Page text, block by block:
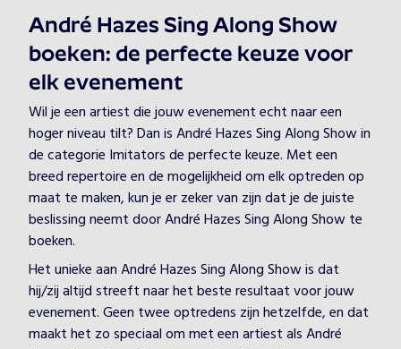
André Hazes Sing Along Show
boeken: de perfecte keuze voor
elk evenement
Wil je een artiest die jouw evenement echt naar een
hoger niveau tilt? Dan is André Hazes Sing Along Show in
de categorie Imitators de perfecte keuze. Met een
breed repertoire en de mogelijkheid om elk optreden op
maat te maken, kun je er zeker van zijn dat je de juiste
beslissing neemt door André Hazes Sing Along Show te
boeken.
Het unieke aan André Hazes Sing Along Show is dat
hij/zij altijd streeft naar het beste resultaat voor jouw
evenement. Geen twee optredens zijn hetzelfde, en dat
maakt het zo speciaal om met een artiest als André